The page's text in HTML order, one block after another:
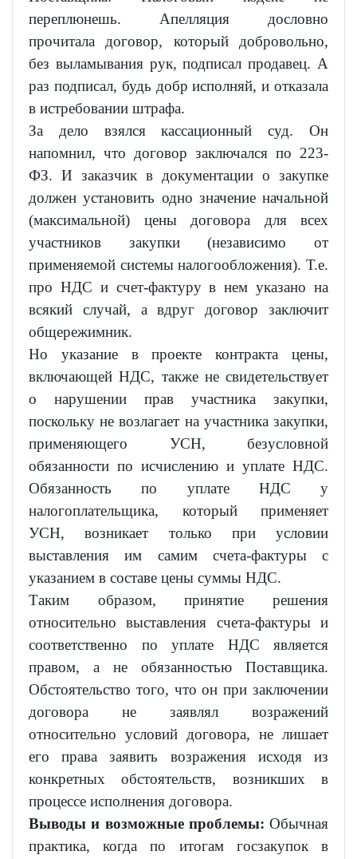
переплюнешь. Апелляция дословно
прочитала договор, который добровольно,
без выламывания рук, подписал продавец. А
раз подписал, будь добр исполняй, и отказала
в истребовании штрафа.
За дело взялся кассационный суд. Он
напомнил, что договор заключался по 223-
ФЗ. И заказчик в документации о закупке
должен установить одно значение начальной
(максимальной) цены договора для всех
участников закупки (независимо от
применяемой системы налогообложения). Т.е.
про НДС и счет-фактуру в нем указано на
всякий случай, а вдруг договор заключит
общережимник.
Но указание в проекте контракта цены,
включающей НДС, также не свидетельствует
о нарушении прав участника закупки,
поскольку не возлагает на участника закупки,
применяющего УСН, безусловной
обязанности по исчислению и уплате НДС.
Обязанность по уплате НДС у
налогоплательщика, который применяет
УСН, возникает только при условии
выставления им самим счета-фактуры с
указанием в составе цены суммы НДС.
Таким образом, принятие решения
относительно выставления счета-фактуры и
соответственно по уплате НДС является
правом, а не обязанностью Поставщика.
Обстоятельство того, что он при заключении
договора не заявлял возражений
относительно условий договора, не лишает
его права заявить возражения исходя из
конкретных обстоятельств, возникших в
процессе исполнения договора.
Выводы и возможные проблемы: Обычная
практика, когда по итогам госзакупок в